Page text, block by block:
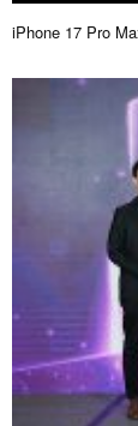
iPhone 17 Pro